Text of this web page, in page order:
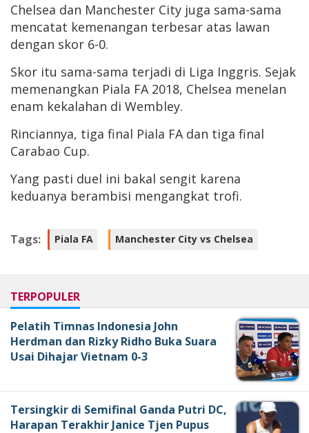
Chelsea dan Manchester City juga sama-sama
mencatat kemenangan terbesar atas lawan
dengan skor 6-0.
Skor itu sama-sama terjadi di Liga Inggris. Sejak
memenangkan Piala FA 2018, Chelsea menelan
enam kekalahan di Wembley.
Rinciannya, tiga final Piala FA dan tiga final
Carabao Cup.
Yang pasti duel ini bakal sengit karena
keduanya berambisi mengangkat trofi.
Tags: Piala FA Manchester City vs Chelsea
TERPOPULER
Pelatih Timnas Indonesia John
Herdman dan Rizky Ridho Buka Suara
Usai Dihajar Vietnam 0-3
Tersingkir di Semifinal Ganda Putri DC,
Harapan Terakhir Janice Tjen Pupus